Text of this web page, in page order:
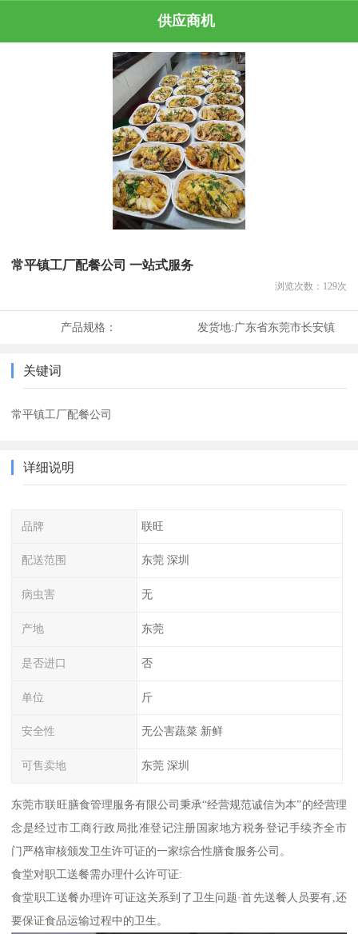
供应商机
常平镇工厂配餐公司 一站式服务
浏览次数： 129次
产品规格： 发货地:广东省东莞市长安镇
关键词
常平镇工厂配餐公司
详细说明
品牌 联旺
配送范围 东莞 深圳
病虫害 无
产地 东莞
是否进口 否
单位 斤
安全性 无公害蔬菜 新鲜
可售卖地 东莞 深圳
东莞市联旺膳食管理服务有限公司秉承“经营规范诚信为本”的经营理
念是经过市工商行政局批准登记注册国家地方税务登记手续齐全市
门严格审核颁发卫生许可证的一家综合性膳食服务公司。
食堂对职工送餐需办理什么许可证:
食堂职工送餐办理许可证这关系到了卫生问题·首先送餐人员要有,还
要保证食品运输过程中的卫生。